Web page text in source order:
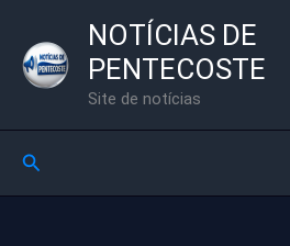
para
NOTÍCIAS DE
PENTECOSTE
Site de notícias
Pesquisar